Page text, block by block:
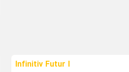
Infinitiv Futur I